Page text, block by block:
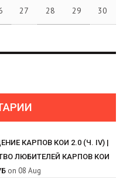
27 28 29 30
КАРПОВ КОИ 2.0 (Ч. IV) |
ЛЮБИТЕЛЕЙ КАРПОВ КОИ
on 08 Aug